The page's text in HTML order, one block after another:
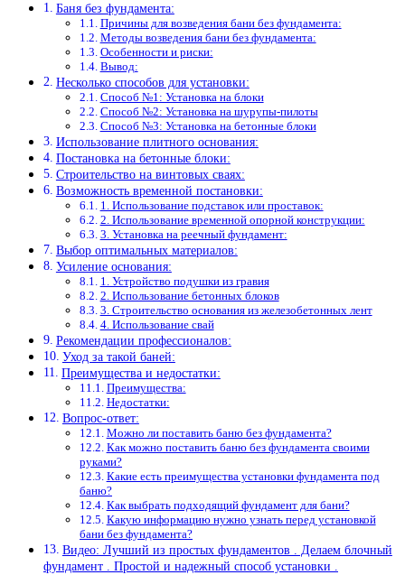
Баня без фундамента:
Причины для возведения бани без фундамента:
Методы возведения бани без фундамента:
Особенности и риски:
Вывод:
Несколько способов для установки:
Способ №1: Установка на блоки
Способ №2: Установка на шурупы-пилоты
Способ №3: Установка на бетонные блоки
Использование плитного основания:
Постановка на бетонные блоки:
Строительство на винтовых сваях:
Возможность временной постановки:
1. Использование подставок или проставок:
2. Использование временной опорной конструкции:
3. Установка на реечный фундамент:
Выбор оптимальных материалов:
Усиление основания:
1. Устройство подушки из гравия
2. Использование бетонных блоков
3. Строительство основания из железобетонных лент
4. Использование свай
Рекомендации профессионалов:
Уход за такой баней:
Преимущества и недостатки:
Преимущества:
Недостатки:
Вопрос-ответ:
Можно ли поставить баню без фундамента?
Как можно поставить баню без фундамента своими
руками?
Какие есть преимущества установки фундамента под
баню?
Как выбрать подходящий фундамент для бани?
Какую информацию нужно узнать перед установкой
бани без фундамента?
Видео: Лучший из простых фундаментов . Делаем блочный
фундамент . Простой и надежный способ установки .